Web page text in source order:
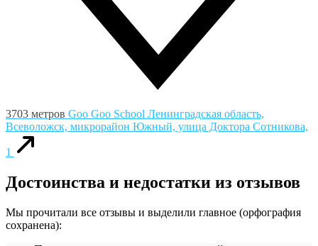
3703 метров Goo Goo School Ленинградская область,
Всеволожск, микрорайон Южный, улица Доктора Сотникова,
1
Достоинства и недостатки из отзывов
Мы прочитали все отзывы и выделили главное (орфография
сохранена):